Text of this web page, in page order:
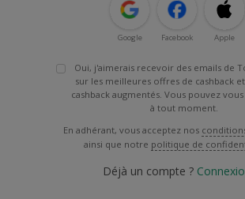
Google Facebook Apple
Oui, j'aimerais recevoir des emails de
sur les meilleures offres de cashback
cashback augmentés. Vous pouvez
à tout moment.
En adhérant, vous acceptez nos
ainsi que notre politique de
Déjà un compte ?